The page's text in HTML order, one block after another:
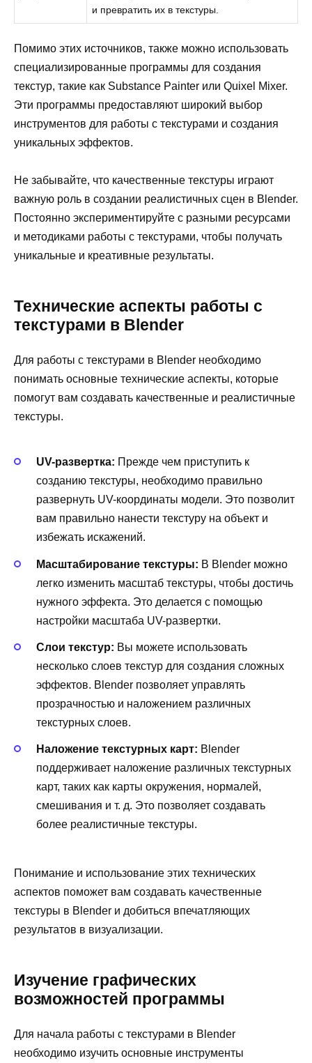
и превратить их в текстуры.
Помимо этих источников, также можно использовать
специализированные программы для создания
текстур, такие как Substance Painter или Quixel Mixer.
Эти программы предоставляют широкий выбор
инструментов для работы с текстурами и создания
уникальных эффектов.
Не забывайте, что качественные текстуры играют
важную роль в создании реалистичных сцен в Blender.
Постоянно экспериментируйте с разными ресурсами
и методиками работы с текстурами, чтобы получать
уникальные и креативные результаты.
Технические аспекты работы с
текстурами в Blender
Для работы с текстурами в Blender необходимо
понимать основные технические аспекты, которые
помогут вам создавать качественные и реалистичные
текстуры.
UV-развертка: Прежде чем приступить к
созданию текстуры, необходимо правильно
развернуть UV-координаты модели. Это позволит
вам правильно нанести текстуру на объект и
избежать искажений.
Масштабирование текстуры: В Blender можно
легко изменить масштаб текстуры, чтобы достичь
нужного эффекта. Это делается с помощью
настройки масштаба UV-развертки.
Слои текстур: Вы можете использовать
несколько слоев текстур для создания сложных
эффектов. Blender позволяет управлять
прозрачностью и наложением различных
текстурных слоев.
Наложение текстурных карт: Blender
поддерживает наложение различных текстурных
карт, таких как карты окружения, нормалей,
смешивания и т. д. Это позволяет создавать
более реалистичные текстуры.
Понимание и использование этих технических
аспектов поможет вам создавать качественные
текстуры в Blender и добиться впечатляющих
результатов в визуализации.
Изучение графических
возможностей программы
Для начала работы с текстурами в Blender
необходимо изучить основные инструменты